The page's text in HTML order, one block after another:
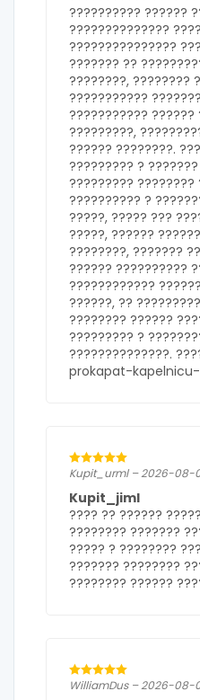
?????????? ??????
??????????????
???????????????
??????? ??
????????, ????????
???????????
??????????? ??????
?????????,
?????? ????????.
????????? ?
????????? ????????
?????????? ?
?????, ????? ???
?????, ??????
????????, ???????
?????? ??????????
????????????
??????, ??
???????? ??????
????????? ?
??????????????.
prokapat-
Kupit_urml – 2026-08-
Kupit_jiml
???? ?? ??????
???????? ???????
????? ? ????????
??????? ????????
???????? ??????
WilliamDus – 2026-08-